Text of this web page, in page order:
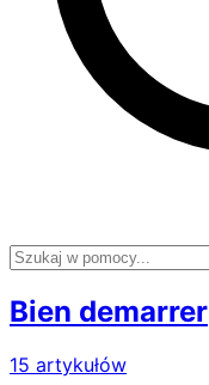
Bien demarrer
15 artykułów